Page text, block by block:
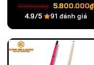
7.000.000₫ Giá
gốc
là:
5.800.000₫
4.9/5 91 đánh giá